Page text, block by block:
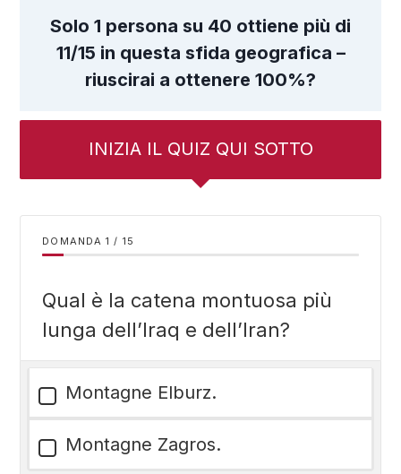
Solo 1 persona su 40 ottiene più di
11/15 in questa sfida geografica –
riuscirai a ottenere 100%?
INIZIA IL QUIZ QUI SOTTO
DOMANDA / 15
Qual è la catena montuosa più
lunga dell’Iraq e dell’Iran?
Montagne Elburz.
Montagne Zagros.